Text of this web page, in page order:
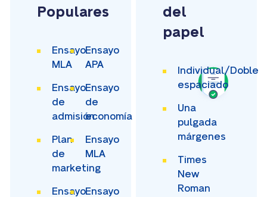
Populares
Ensayo
MLA
Ensayo
APA
Ensayo
de
admisión
Ensayo
de
economía
Plan
de
marketing
Ensayo
MLA
EnsayoEnsayo
del
papel
Individual/Doble
espaciado
Una
pulgada
márgenes
Times
New
Roman